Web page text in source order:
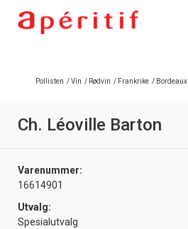
Pollisten /Vin / Rødvin / Frankrike / Bordeaux
Ch. Léoville Barton
Varenummer:
16614901
Utvalg:
Spesialutvalg